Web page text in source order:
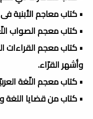
• كتاب معاجم الأبنية فى
• كتاب معجم الصواب
• كتاب معجم القراءات
وأشهر القرّاء.
• كتاب معجم اللّغة
• كتاب من قضايا اللغة